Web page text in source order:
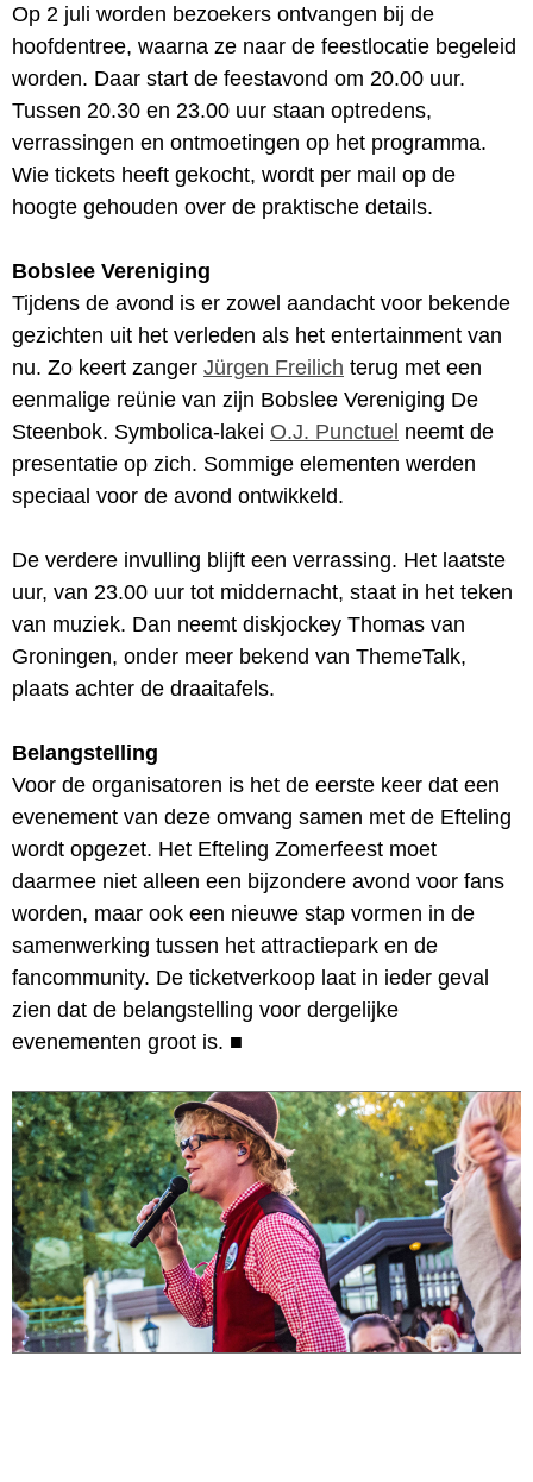
Op 2 juli worden bezoekers ontvangen bij de
hoofdentree, waarna ze naar de feestlocatie begeleid
worden. Daar start de feestavond om 20.00 uur.
Tussen 20.30 en 23.00 uur staan optredens,
verrassingen en ontmoetingen op het programma.
Wie tickets heeft gekocht, wordt per mail op de
hoogte gehouden over de praktische details.
Bobslee Vereniging
Tijdens de avond is er zowel aandacht voor bekende
gezichten uit het verleden als het entertainment van
nu. Zo keert zanger Jürgen Freilich terug met een
eenmalige reünie van zijn Bobslee Vereniging De
Steenbok. Symbolica-lakei O.J. Punctuel neemt de
presentatie op zich. Sommige elementen werden
speciaal voor de avond ontwikkeld.
De verdere invulling blijft een verrassing. Het laatste
uur, van 23.00 uur tot middernacht, staat in het teken
van muziek. Dan neemt diskjockey Thomas van
Groningen, onder meer bekend van ThemeTalk,
plaats achter de draaitafels.
Belangstelling
Voor de organisatoren is het de eerste keer dat een
evenement van deze omvang samen met de Efteling
wordt opgezet. Het Efteling Zomerfeest moet
daarmee niet alleen een bijzondere avond voor fans
worden, maar ook een nieuwe stap vormen in de
samenwerking tussen het attractiepark en de
fancommunity. De ticketverkoop laat in ieder geval
zien dat de belangstelling voor dergelijke
evenementen groot is. ■